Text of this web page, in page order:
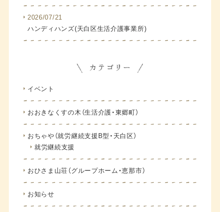
2026/07/21
ハンディハンズ(天白区生活介護事業所)
イベント
おおきなくすの木（生活介護・東郷町）
おちゃや（就労継続支援B型・天白区）
就労継続支援
おひさま山荘（グループホーム・恵那市）
お知らせ